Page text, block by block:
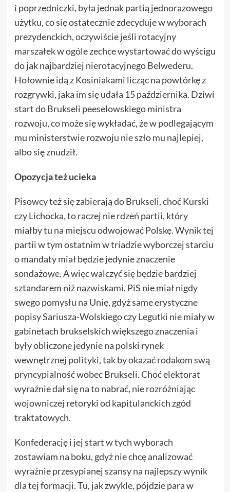
i poprzedniczki, była jednak partią jednorazowego
użytku, co się ostatecznie zdecyduje w wyborach
prezydenckich, oczywiście jeśli rotacyjny
marszałek w ogóle zechce wystartować do wyścigu
do jak najbardziej nierotacyjnego Belwederu.
Hołownie idą z Kosiniakami licząc na powtórkę z
rozgrywki, jaka im się udała 15 października. Dziwi
start do Brukseli peeselowskiego ministra
rozwoju, co może się wykładać, że w podlegającym
mu ministerstwie rozwoju nie szło mu najlepiej,
albo się znudził.
Opozycja też ucieka
Pisowcy też się zabierają do Brukseli, choć Kurski
czy Lichocka, to raczej nie rdzeń partii, który
miałby tu na miejscu odwojować Polskę. Wynik tej
partii w tym ostatnim w triadzie wyborczej starciu
o mandaty miał będzie jedynie znaczenie
sondażowe. A więc walczyć się będzie bardziej
sztandarem niż nazwiskami. PiS nie miał nigdy
swego pomysłu na Unię, gdyż same erystyczne
popisy Sariusza-Wolskiego czy Legutki nie miały w
gabinetach brukselskich większego znaczenia i
były obliczone jedynie na polski rynek
wewnętrznej polityki, tak by okazać rodakom swą
pryncypialność wobec Brukseli. Choć elektorat
wyraźnie dał się na to nabrać, nie rozróżniając
wojowniczej retoryki od kapitulanckich zgód
traktatowych.
Konfederację i jej start w tych wyborach
zostawiam na boku, gdyż nie chcę analizować
wyraźnie przesypianej szansy na najlepszy wynik
dla tej formacji. Tu, jak zwykle, pójdzie para w